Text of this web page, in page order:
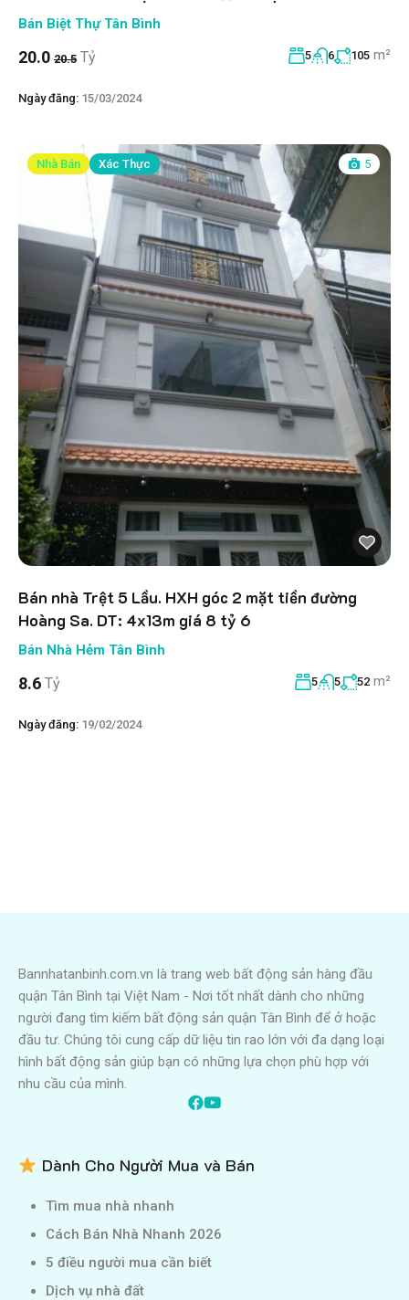
Bán Biệt Thự Tân Bình
20.0 20.5 Tỷ 5 6 105 m²
Ngày đăng: 15/03/2024
Nhà Bán Xác Thực 5
Bán nhà Trệt 5 Lầu. HXH góc 2 mặt tiền đường
Hoàng Sa. DT: 4x13m giá 8 tỷ 6
Bán Nhà Hẻm Tân Bình
8.6 Tỷ 5 5 52 m²
Ngày đăng: 19/02/2024
Bannhatanbinh.com.vn là trang web bất động sản hàng đầu
quận Tân Bình tại Việt Nam - Nơi tốt nhất dành cho những
người đang tìm kiếm bất động sản quận Tân Bình để ở hoặc
đầu tư. Chúng tôi cung cấp dữ liệu tin rao lớn với đa dạng loại
hình bất động sản giúp bạn có những lựa chọn phù hợp với
nhu cầu của mình.
Dành Cho Người Mua và Bán
Tìm mua nhà nhanh
Cách Bán Nhà Nhanh 2026
5 điều người mua cần biết
Dịch vụ nhà đất